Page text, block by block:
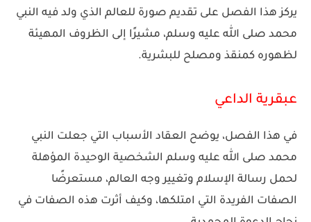
يركز هذا الفصل على تقديم صورة للعالم الذي ولد فيه النبي
محمد صلى الله عليه وسلم، مشيرًا إلى الظروف المهيئة
لظهوره كمنقذ ومصلح للبشرية.
عبقرية الداعي
في هذا الفصل، يوضح العقاد الأسباب التي جعلت النبي
محمد صلى الله عليه وسلم الشخصية الوحيدة المؤهلة
لحمل رسالة الإسلام وتغيير وجه العالم، مستعرضًا
الصفات الفريدة التي امتلكها، وكيف أثرت هذه الصفات في